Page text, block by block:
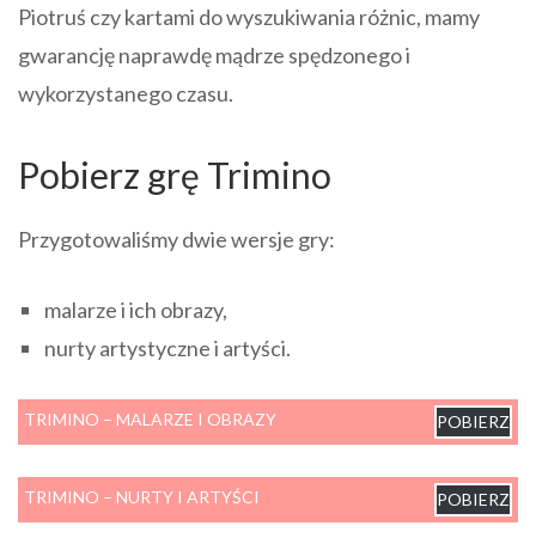
Piotruś czy kartami do wyszukiwania różnic, mamy
gwarancję naprawdę mądrze spędzonego i
wykorzystanego czasu.
Pobierz grę Trimino
Przygotowaliśmy dwie wersje gry:
malarze i ich obrazy,
nurty artystyczne i artyści.
TRIMINO – MALARZE I OBRAZY POBIERZ
TRIMINO – NURTY I ARTYŚCI POBIERZ